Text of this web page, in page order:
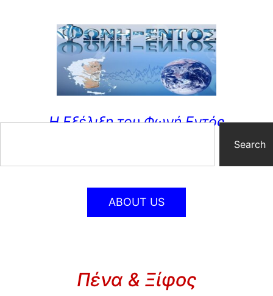
Η Εξέλιξη του Φωνή Εντός
Search
ABOUT US
Πένα & Ξίφος